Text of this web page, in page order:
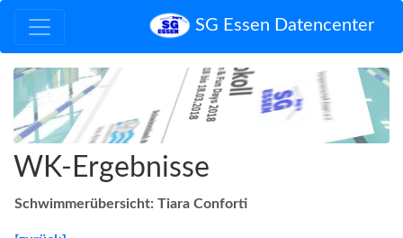
SG Essen Datencenter
WK-Ergebnisse
Schwimmerübersicht: Tiara Conforti